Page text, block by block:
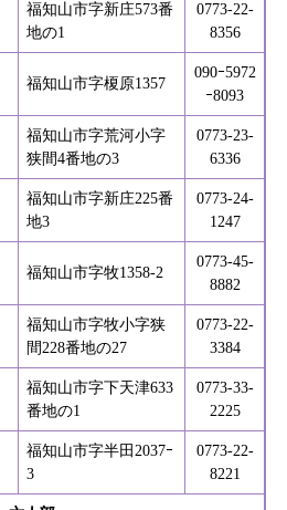
福知山市字新庄573番
地の1
0773-22-
8356
福知山市字榎原1357
090ｰ5972
ｰ8093
福知山市字荒河小字
狭間4番地の3
0773-23-
6336
福知山市字新庄225番
地3
0773-24-
1247
福知山市字牧1358-2
0773-45-
8882
福知山市字牧小字狭
間228番地の27
0773-22-
3384
福知山市字下天津633
番地の1
0773-33-
2225
福知山市字半田2037ｰ
3
0773-22-
8221